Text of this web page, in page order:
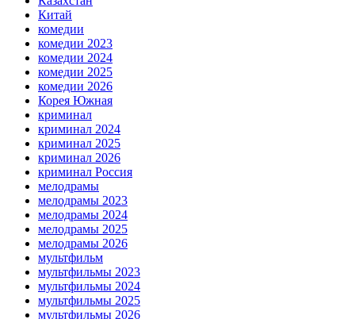
Китай
комедии
комедии 2023
комедии 2024
комедии 2025
комедии 2026
Корея Южная
криминал
криминал 2024
криминал 2025
криминал 2026
криминал Россия
мелодрамы
мелодрамы 2023
мелодрамы 2024
мелодрамы 2025
мелодрамы 2026
мультфильм
мультфильмы 2023
мультфильмы 2024
мультфильмы 2025
мультфильмы 2026